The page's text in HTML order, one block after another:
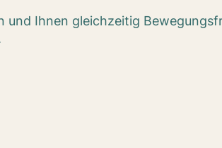
und Ihnen gleichzeitig